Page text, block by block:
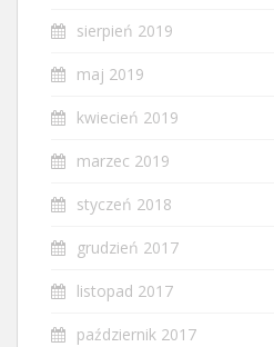
sierpień 2019
maj 2019
kwiecień 2019
marzec 2019
styczeń 2018
grudzień 2017
listopad 2017
październik 2017